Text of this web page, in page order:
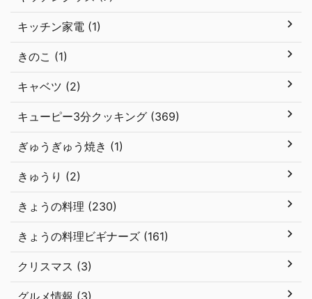
キッチン家電 (1)
きのこ (1)
キャベツ (2)
キューピー3分クッキング (369)
ぎゅうぎゅう焼き (1)
きゅうり (2)
きょうの料理 (230)
きょうの料理ビギナーズ (161)
クリスマス (3)
グルメ情報 (3)